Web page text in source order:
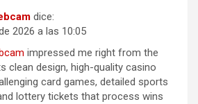
dice:
2026 a las 10:05
impressed me right from the
clean design, high-quality casino
card games, detailed sports
lottery tickets that process wins